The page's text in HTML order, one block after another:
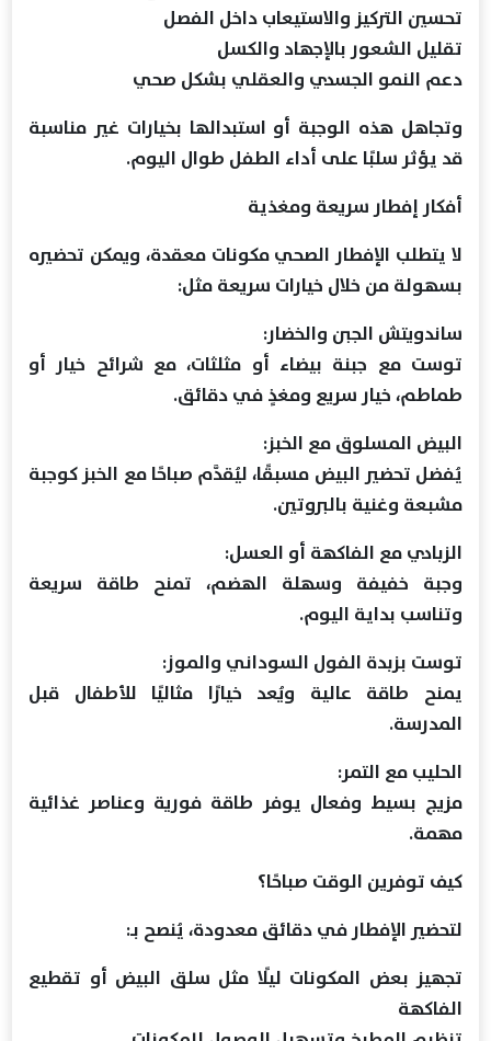
تحسين التركيز والاستيعاب داخل الفصل
تقليل الشعور بالإجهاد والكسل
دعم النمو الجسدي والعقلي بشكل صحي
وتجاهل هذه الوجبة أو استبدالها بخيارات غير مناسبة
قد يؤثر سلبًا على أداء الطفل طوال اليوم.
أفكار إفطار سريعة ومغذية
لا يتطلب الإفطار الصحي مكونات معقدة، ويمكن تحضيره
بسهولة من خلال خيارات سريعة مثل:
ساندويتش الجبن والخضار:
توست مع جبنة بيضاء أو مثلثات، مع شرائح خيار أو
طماطم، خيار سريع ومغذٍ في دقائق.
البيض المسلوق مع الخبز:
يُفضل تحضير البيض مسبقًا، ليُقدَّم صباحًا مع الخبز كوجبة
مشبعة وغنية بالبروتين.
الزبادي مع الفاكهة أو العسل:
وجبة خفيفة وسهلة الهضم، تمنح طاقة سريعة
وتناسب بداية اليوم.
توست بزبدة الفول السوداني والموز:
يمنح طاقة عالية ويُعد خيارًا مثاليًا للأطفال قبل
المدرسة.
الحليب مع التمر:
مزيج بسيط وفعال يوفر طاقة فورية وعناصر غذائية
مهمة.
كيف توفرين الوقت صباحًا؟
لتحضير الإفطار في دقائق معدودة، يُنصح بـ:
تجهيز بعض المكونات ليلًا مثل سلق البيض أو تقطيع
الفاكهة